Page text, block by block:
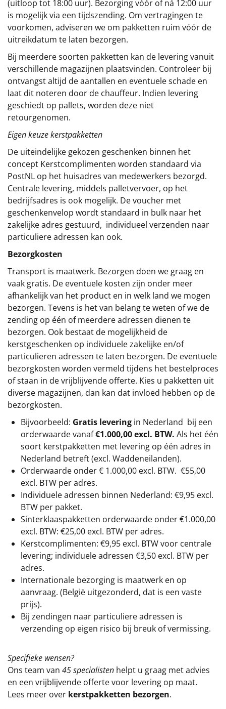
(uitloop tot 18:00 uur). Bezorging vóór of ná 12:00 uur
is mogelijk via een tijdszending. Om vertragingen te
voorkomen, adviseren we om pakketten ruim vóór de
uitreikdatum te laten bezorgen.
Bij meerdere soorten pakketten kan de levering vanuit
verschillende magazijnen plaatsvinden. Controleer bij
ontvangst altijd de aantallen en eventuele schade en
laat dit noteren door de chauffeur. Indien levering
geschiedt op pallets, worden deze niet
retourgenomen.
Eigen keuze kerstpakketten
De uiteindelijke gekozen geschenken binnen het
concept Kerstcomplimenten worden standaard via
PostNL op het huisadres van medewerkers bezorgd.
Centrale levering, middels palletvervoer, op het
bedrijfsadres is ook mogelijk. De voucher met
geschenkenvelop wordt standaard in bulk naar het
zakelijke adres gestuurd, individueel verzenden naar
particuliere adressen kan ook.
Bezorgkosten
Transport is maatwerk. Bezorgen doen we graag en
vaak gratis. De eventuele kosten zijn onder meer
afhankelijk van het product en in welk land we mogen
bezorgen. Tevens is het van belang te weten of we de
zending op één of meerdere adressen dienen te
bezorgen. Ook bestaat de mogelijkheid de
kerstgeschenken op individuele zakelijke en/of
particulieren adressen te laten bezorgen. De eventuele
bezorgkosten worden vermeld tijdens het bestelproces
of staan in de vrijblijvende offerte. Kies u pakketten uit
diverse magazijnen, dan kan dat invloed hebben op de
bezorgkosten.
Bijvoorbeeld: Gratis levering in Nederland bij een
orderwaarde vanaf€1.000,00 excl. BTW. Als het één
soort kerstpakketten met levering op één adres in
Nederland betreft (excl. Waddeneilanden).
Orderwaarde onder € 1.000,00 excl. BTW. €55,00
excl. BTW per adres.
Individuele adressen binnen Nederland: €9,95 excl.
BTW per pakket.
Sinterklaaspakketten orderwaarde onder €1.000,00
excl. BTW: €25,00 excl. BTW per adres.
Kerstcomplimenten: €9,95 excl. BTW voor centrale
levering; individuele adressen €3,50 excl. BTW per
adres.
Internationale bezorging is maatwerk en op
aanvraag. (België uitgezonderd, dat is een vaste
prijs).
Bij zendingen naar particuliere adressen is
verzending op eigen risico bij breuk of vermissing.
Specifieke wensen?
Ons team van 45 specialisten helpt u graag met advies
en een vrijblijvende offerte voor levering op maat.
Lees meer over kerstpakketten bezorgen.